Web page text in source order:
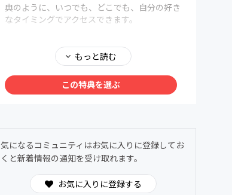
典のように、いつでも、どこでも、自分の好き
なタイミングでアクセスできます。
メンバー同士で、深く、安心して語り合える場
を用意しました。ヌーソロジーの世界観に共鳴
する仲間たちが集う24時間オープンの対話空
間。
もっと読む
この特典を選ぶ
気になるコミュニティはお気に入りに登録してお
くと新着情報の通知を受け取れます。
お気に入りに登録する